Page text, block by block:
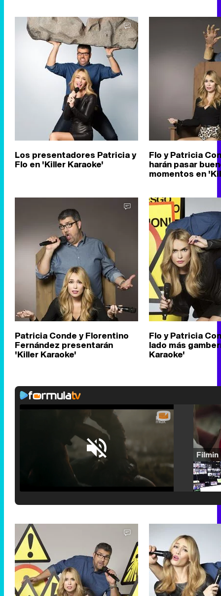
Los presentadores Patricia y
Flo en 'Killer Karaoke'
Flo y Patricia
harán pasar
momentos en
Patricia Conde y Florentino
Fernández presentarán
'Killer Karaoke'
Flo y Patricia
lado más
Karaoke'